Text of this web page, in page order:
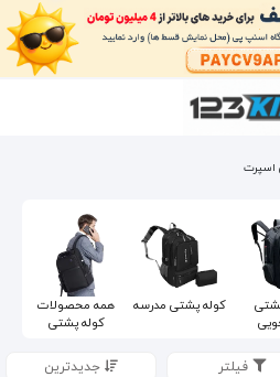
اسپرت
همه محصولات
کوله پشتی
کوله پشتی مدرسه
جدیدترین